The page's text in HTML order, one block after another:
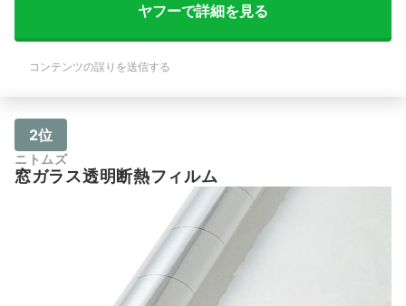
ヤフーで詳細を見る
コンテンツの誤りを送信する
2位
ニトムズ
窓ガラス透明断熱フィルム